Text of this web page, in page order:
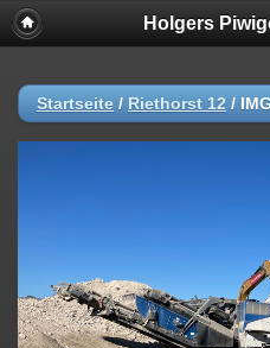
Holgers
Startseite / Riethorst 12 /